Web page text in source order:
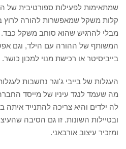
שמתאימות לפעילות ספורטיבית של
קלות משקל שמאפשרות להורה לרוץ
מבלי להרגיש שהוא סוחב משקל כבד.
המשותף של ההורה עם הילד, וגם
בייביסיטר או רכישת מנוי למכון כושר.
העגלות של בייבי ג'וגר נחשבות
מה שעמד לנגד עיניו של מייסד
לה ילדים והיא צריכה להתנייד איתה
ובטיילות השונות. זו גם הסיבה
ומזכיר עיצוב אורבאני.